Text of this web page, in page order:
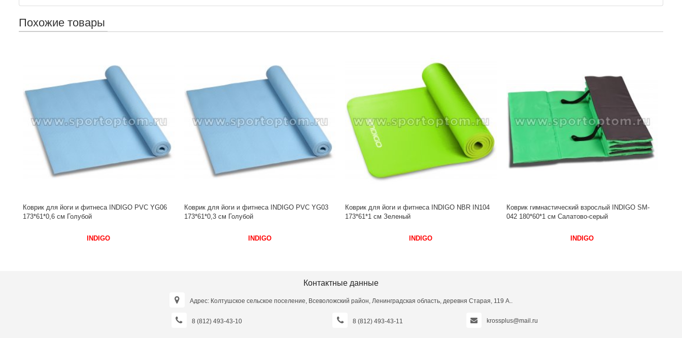
Похожие товары
Коврик для йоги и фитнеса INDIGO PVC YG03
173*61*0,3 см Голубой
INDIGO
Коврик для йоги и фитнеса INDIGO NBR IN104
173*61*1 см Зеленый
INDIGO
Коврик гимнастический взрослый INDIGO SM-
042 180*60*1 см Салатово-серый
INDIGO
INDIGO
Контактные данные
Адрес: Колтушское сельское поселение, Всеволожский район, Ленинградская область, деревня Старая, 119 А..
8 (812) 493-43-10 8 (812) 493-43-11 krossplus@mail.ru